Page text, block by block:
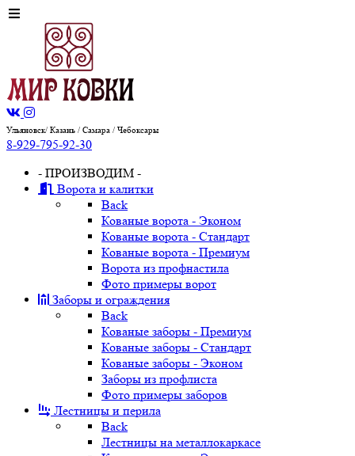
Ульяновск/ Казань / Самара / Чебоксары
8-929-795-92-30
- ПРОИЗВОДИМ -
Ворота и калитки
Back
Кованые ворота - Эконом
Кованые ворота - Стандарт
Кованые ворота - Премиум
Ворота из профнастила
Фото примеры ворот
Заборы и ограждения
Back
Кованые заборы - Премиум
Кованые заборы - Стандарт
Кованые заборы - Эконом
Заборы из профлиста
Фото примеры заборов
Лестницы и перила
Back
Лестницы на металлокаркасе